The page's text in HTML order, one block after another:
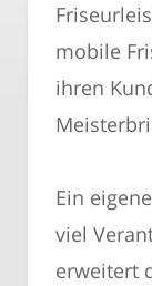
mobile
ihren
Ein
viel
erweitert